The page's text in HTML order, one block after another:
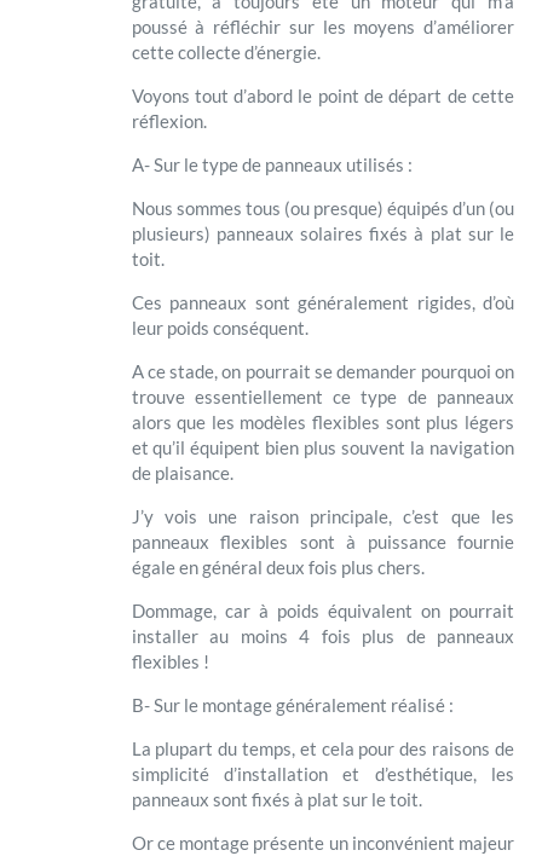
poussé à réfléchir sur les moyens d’améliorer
cette collecte d’énergie.
Voyons tout d’abord le point de départ de cette
réflexion.
A- Sur le type de panneaux utilisés :
Nous sommes tous (ou presque) équipés d’un (ou
plusieurs) panneaux solaires fixés à plat sur le
toit.
Ces panneaux sont généralement rigides, d’où
leur poids conséquent.
A ce stade, on pourrait se demander pourquoi on
trouve essentiellement ce type de panneaux
alors que les modèles flexibles sont plus légers
et qu’il équipent bien plus souvent la navigation
de plaisance.
J’y vois une raison principale, c’est que les
panneaux flexibles sont à puissance fournie
égale en général deux fois plus chers.
Dommage, car à poids équivalent on pourrait
installer au moins 4 fois plus de panneaux
flexibles !
B- Sur le montage généralement réalisé :
La plupart du temps, et cela pour des raisons de
simplicité d’installation et d’esthétique, les
panneaux sont fixés à plat sur le toit.
Or ce montage présente un inconvénient majeur